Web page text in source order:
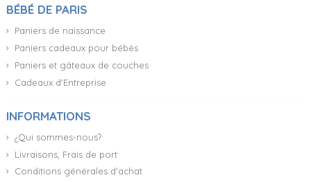
BÉBÉ DE PARIS
Paniers de naissance
Paniers cadeaux pour bébés
Paniers et gâteaux de couches
Cadeaux d'Entreprise
INFORMATIONS
¿Qui sommes-nous?
Livraisons, Frais de port
Conditions générales d'achat